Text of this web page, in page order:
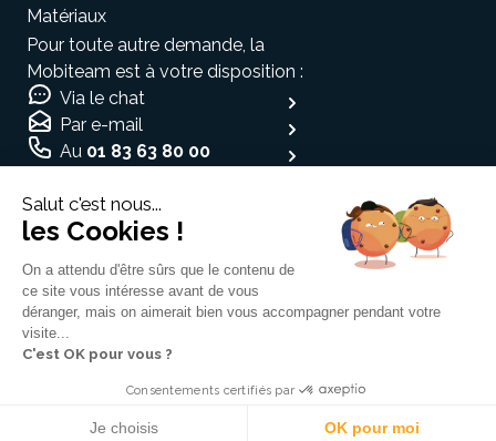
Matériaux
Pour toute autre demande, la
Mobiteam est à votre disposition :
Via le chat
Par e-mail
Au 01 83 63 80 00
Espace médias
Traitement des données
CGV & Mentions légales
Salut c'est nous...
les Cookies !
On a attendu d'être sûrs que le contenu de
ce site vous intéresse avant de vous
déranger, mais on aimerait bien vous accompagner pendant votre
visite...
C'est OK pour vous ?
Consentements certifiés par
Je choisis OK pour moi